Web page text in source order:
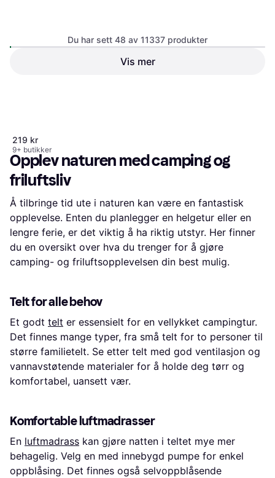
219 kr
9+ butikker
Du har sett 48 av 11337 produkter
Vis mer
Opplev naturen med camping og
friluftsliv
Å tilbringe tid ute i naturen kan være en fantastisk
opplevelse. Enten du planlegger en helgetur eller en
lengre ferie, er det viktig å ha riktig utstyr. Her finner
du en oversikt over hva du trenger for å gjøre
camping- og friluftsopplevelsen din best mulig.
Telt for alle behov
Et godt telt er essensielt for en vellykket campingtur.
Det finnes mange typer, fra små telt for to personer til
større familietelt. Se etter telt med god ventilasjon og
vannavstøtende materialer for å holde deg tørr og
komfortabel, uansett vær.
Komfortable luftmadrasser
En luftmadrass kan gjøre natten i teltet mye mer
behagelig. Velg en med innebygd pumpe for enkel
oppblåsing. Det finnes også selvoppblåsende